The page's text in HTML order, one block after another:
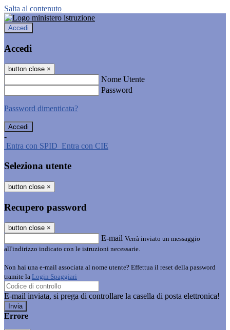
Salta al contenuto
Accedi
Accedi
button close ×
Nome Utente
Password
Password dimenticata?
-
Entra con SPID Entra con CIE
Seleziona utente
button close ×
Recupero password
button close ×
E-mail Verrà inviato un messaggio
all'indirizzo indicato con le istruzioni necessarie.
Non hai una e-mail associata al nome utente? Effettua il reset della password
tramite la Login Spaggiari
E-mail inviata, si prega di controllare la casella di posta elettronica!
Errore